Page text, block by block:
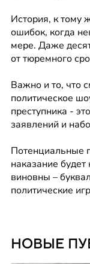
История, к тому
ошибок, когда
мере. Даже
от тюремного
Важно и то, что
политическое
преступника -
заявлений и
Потенциальные
наказание
виновны –
политические
НОВЫЕ